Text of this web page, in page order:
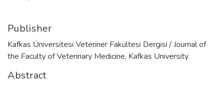
Publisher
Kafkas Üniversitesi Veteriner Fakültesi Dergisi / Journal of
the Faculty of Veterinary Medicine, Kafkas University
Abstract